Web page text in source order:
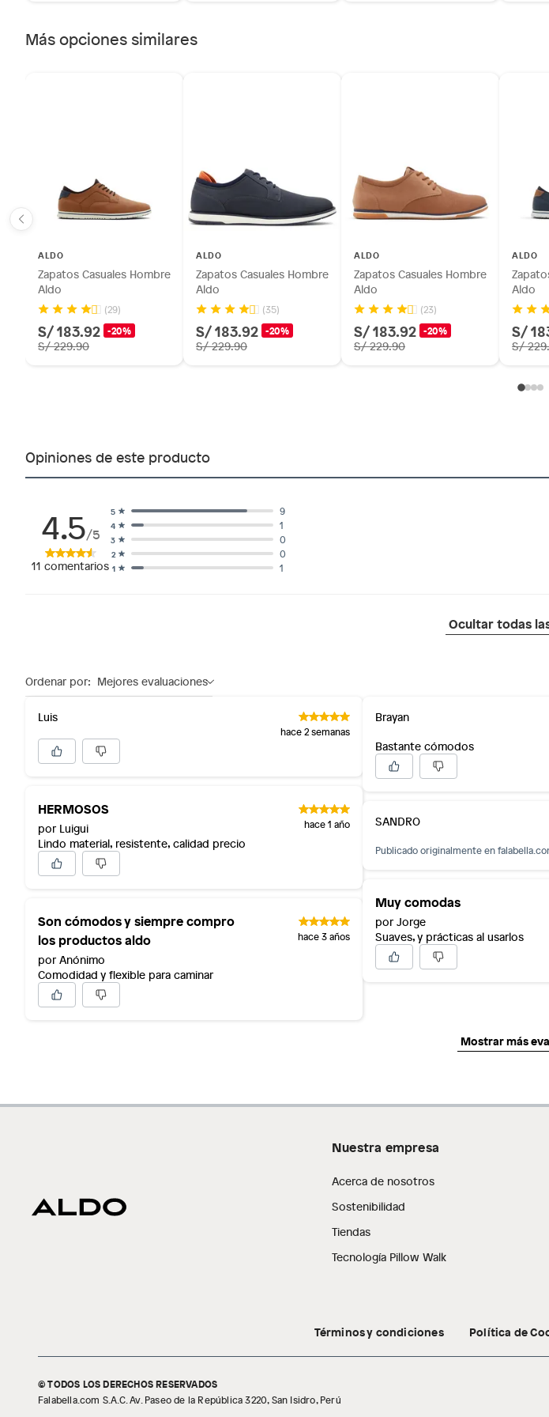
Alimentos, bebidas, fórmulas y leches para bebés.
Licores y cigarros electrónicos.
Más opciones similares
ALDO
Zapatos Casuales Hombre
Aldo
(29)
S/ 183.92 -20%
S/ 229.90
ALDO
Zapatos Casuales Hombre
Aldo
(35)
S/ 183.92 -20%
S/ 229.90
ALDO
Zapatos Casuales Hombre
Aldo
(23)
S/ 183.92 -20%
S/ 229.90
ALDO
Aldo
S/
S/
Opiniones de este producto
4.5/5
11 comentarios 1 1
2 0
3 0
4 1
5 9
Ocultar todas
Ordenar por: Mejores evaluaciones
Luis
hace 2 semanas
HERMOSOS
por Luigui hace 1 año
Lindo material, resistente, calidad precio
Son cómodos y siempre compro
los productos aldo
por Anónimo
hace 3 años
Comodidad y flexible para caminar
Brayan
Bastante cómodos
SANDRO
Publicado originalmente en
Muy comodas
por Jorge
Suaves, y prácticas al usarlos
Mostrar más
Nuestra empresa
Acerca de nosotros
Sostenibilidad
Tiendas
Tecnología Pillow Walk
Términos y condiciones Política de
© TODOS LOS DERECHOS RESERVADOS
Falabella.com S.A.C. Av. Paseo de la República 3220, San Isidro, Perú